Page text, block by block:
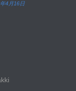
4月16日